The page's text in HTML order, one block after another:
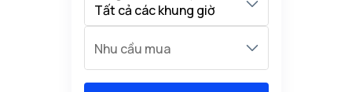
Nhu cầu mua